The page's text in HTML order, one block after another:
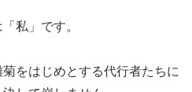
私」です。
をはじめとする代行者たちに